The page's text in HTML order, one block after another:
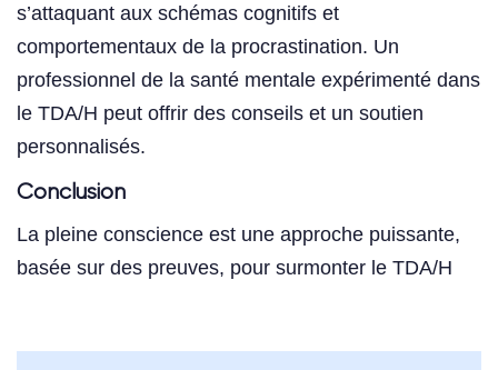
s’attaquant aux schémas cognitifs et
comportementaux de la procrastination. Un
professionnel de la santé mentale expérimenté dans
le TDA/H peut offrir des conseils et un soutien
personnalisés.
Conclusion
La pleine conscience est une approche puissante,
basée sur des preuves, pour surmonter le TDA/H